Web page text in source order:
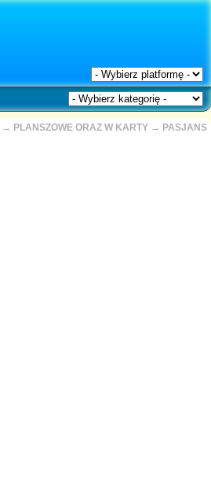
→ PLANSZOWE ORAZ W KARTY → PASJANS